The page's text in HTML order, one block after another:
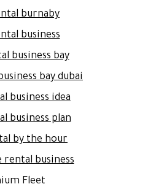
burnaby
business
business bay
bay dubai
business idea
business plan
by the hour
rental business
Fleet